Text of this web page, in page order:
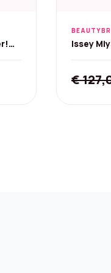
Issey
€